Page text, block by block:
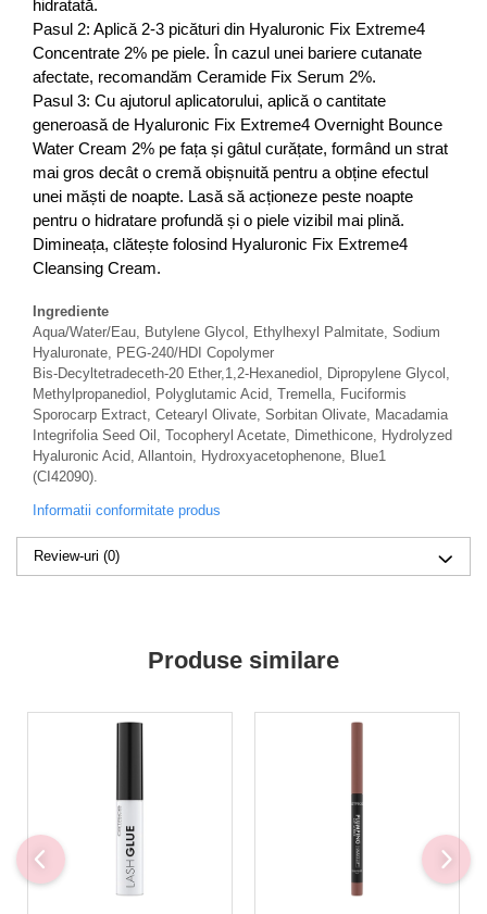
hidratată.
Pasul 2: Aplică 2-3 picături din Hyaluronic Fix Extreme4
Concentrate 2% pe piele. În cazul unei bariere cutanate
afectate, recomandăm Ceramide Fix Serum 2%.
Pasul 3: Cu ajutorul aplicatorului, aplică o cantitate
generoasă de Hyaluronic Fix Extreme4 Overnight Bounce
Water Cream 2% pe fața și gâtul curățate, formând un strat
mai gros decât o cremă obișnuită pentru a obține efectul
unei măști de noapte. Lasă să acționeze peste noapte
pentru o hidratare profundă și o piele vizibil mai plină.
Dimineața, clătește folosind Hyaluronic Fix Extreme4
Cleansing Cream.
Ingrediente
Aqua/Water/Eau, Butylene Glycol, Ethylhexyl Palmitate, Sodium
Hyaluronate, PEG-240/HDI Copolymer
Bis-Decyltetradeceth-20 Ether,1,2-Hexanediol, Dipropylene Glycol,
Methylpropanediol, Polyglutamic Acid, Tremella, Fuciformis
Sporocarp Extract, Cetearyl Olivate, Sorbitan Olivate, Macadamia
Integrifolia Seed Oil, Tocopheryl Acetate, Dimethicone, Hydrolyzed
Hyaluronic Acid, Allantoin, Hydroxyacetophenone, Blue1
(CI42090).
Informatii conformitate produs
Review-uri (0)
Produse similare